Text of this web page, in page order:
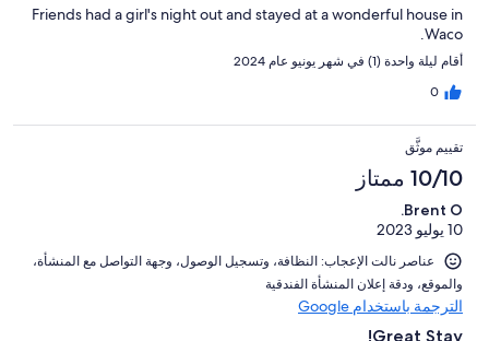
Friends had a girl's night out and stayed at a wonderful house in
Waco.
أقام ليلة واحدة (1) في شهر يونيو عام 2024
0
تقييم موثَّق
10/10 ممتاز
Brent O.
10 يوليو 2023
عناصر نالت الإعجاب: ⁦النظافة⁩، و⁦تسجيل الوصول⁩، و⁦جهة التواصل مع المنشأة⁩،
و⁦الموقع⁩، و⁦دقة إعلان المنشأة الفندقية⁩
الترجمة باستخدام Google
Great Stay!